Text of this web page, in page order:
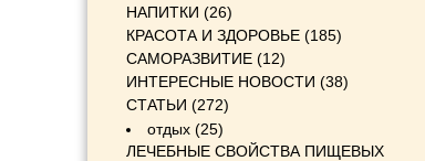
НАПИТКИ (26)
КРАСОТА И ЗДОРОВЬЕ (185)
САМОРАЗВИТИЕ (12)
ИНТЕРЕСНЫЕ НОВОСТИ (38)
СТАТЬИ (272)
отдых (25)
ЛЕЧЕБНЫЕ СВОЙСТВА ПИЩЕВЫХ